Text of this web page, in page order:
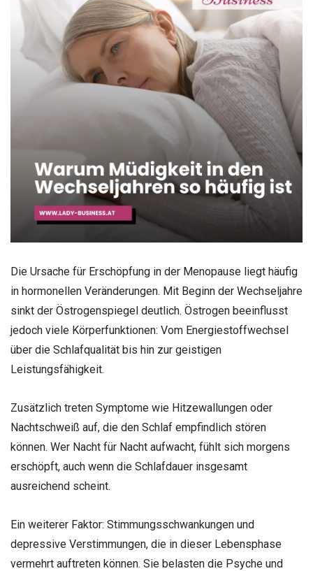
Die Ursache für Erschöpfung in der Menopause liegt häufig
in hormonellen Veränderungen. Mit Beginn der Wechseljahre
sinkt der Östrogenspiegel deutlich. Östrogen beeinflusst
jedoch viele Körperfunktionen: Vom Energiestoffwechsel
über die Schlafqualität bis hin zur geistigen
Leistungsfähigkeit.
Zusätzlich treten Symptome wie Hitzewallungen oder
Nachtschweiß auf, die den Schlaf empfindlich stören
können. Wer Nacht für Nacht aufwacht, fühlt sich morgens
erschöpft, auch wenn die Schlafdauer insgesamt
ausreichend scheint.
Ein weiterer Faktor: Stimmungsschwankungen und
depressive Verstimmungen, die in dieser Lebensphase
vermehrt auftreten können. Sie belasten die Psyche und